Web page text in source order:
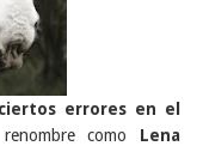
errores en el
como Lena